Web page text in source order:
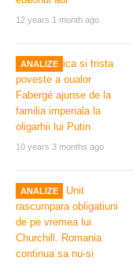
12 years 1 month ago
ANALIZE
10 years 3 months ago
ANALIZE